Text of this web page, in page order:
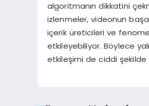
algoritmanın dikkatini
izlenmeler, videonun
içerik üreticileri ve
etkileyebiliyor. Böylece
etkileşimi de ciddi şekilde